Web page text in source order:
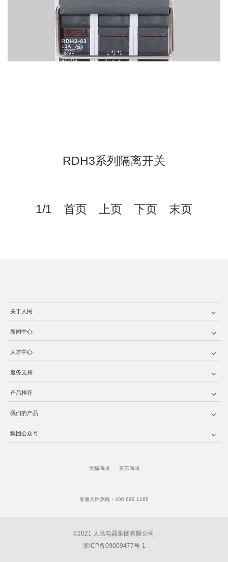
RDH3系列隔离开关
1/1 首页 上页 下页 末页
关于人民
新闻中心
人才中心
服务支持
产品推荐
我们的产品
集团公众号
天猫商城 京东商城
客服关怀热线：400 898 1166
©2021 人民电器集团有限公司
浙ICP备09009477号-1